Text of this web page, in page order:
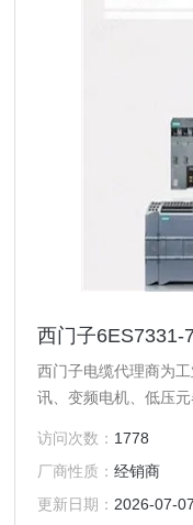
西门子6ES7331-
西门子电缆代理商为
讯、变频电机、低压元
品、能源集团自动化
访问次数： 1778
厂商性质：经销商
更新日期： 2026-07-07